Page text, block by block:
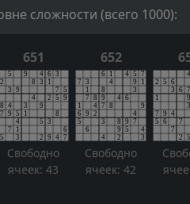
сложности (всего 1000):
651
Свободно
ячеек: 43
652
Свободно
ячеек: 42